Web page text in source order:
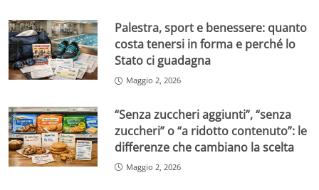
Palestra, sport e benessere: quanto
costa tenersi in forma e perché lo
Stato ci guadagna
Maggio 2, 2026
“Senza zuccheri aggiunti”, “senza
zuccheri” o “a ridotto contenuto”: le
differenze che cambiano la scelta
Maggio 2, 2026